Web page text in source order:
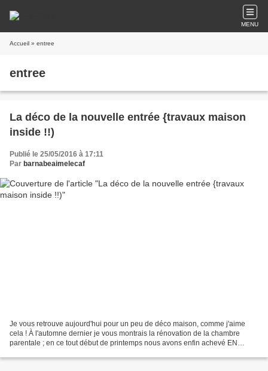
MENU
Accueil » entree
entree
La déco de la nouvelle entrée {travaux maison
inside !!)
Publié le 25/05/2016 à 17:11
Par barnabeaimelecaf
Je vous retrouve aujourd'hui pour un peu de déco maison, comme j'aime
cela ! À l'automne dernier je vous montrais la rénovation de la chambre
parentale ; en ce tout début de printemps nous avons enfin achevé EN